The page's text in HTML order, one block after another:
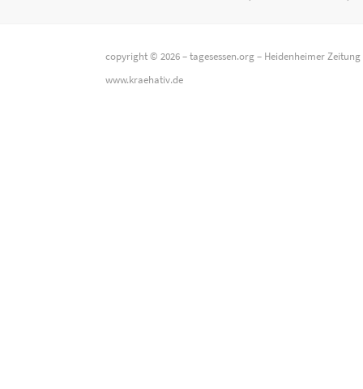
copyright © 2026 –tagesessen.org– Heidenheimer Zeitung
www.kraehativ.de